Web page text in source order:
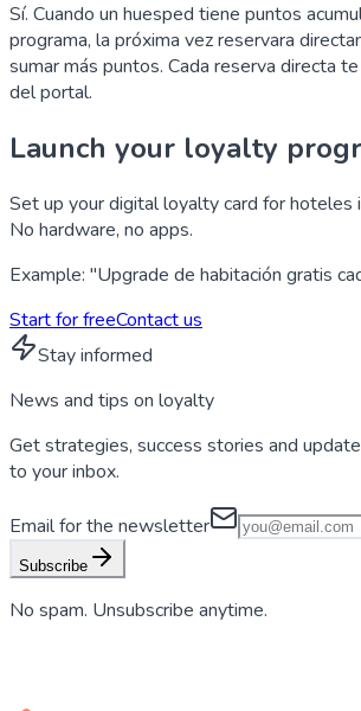
Sí. Cuando un huesped tiene puntos
programa, la próxima vez reservara
sumar más puntos. Cada reserva directa
del portal.
Launch your loyalty
Set up your digital loyalty card for hoteles
No hardware, no apps.
Example: "Upgrade de habitación gratis
Start for freeContact us
Stay informed
News and tips on loyalty
Get strategies, success stories and
to your inbox.
Email for the newsletter
Subscribe
No spam. Unsubscribe anytime.